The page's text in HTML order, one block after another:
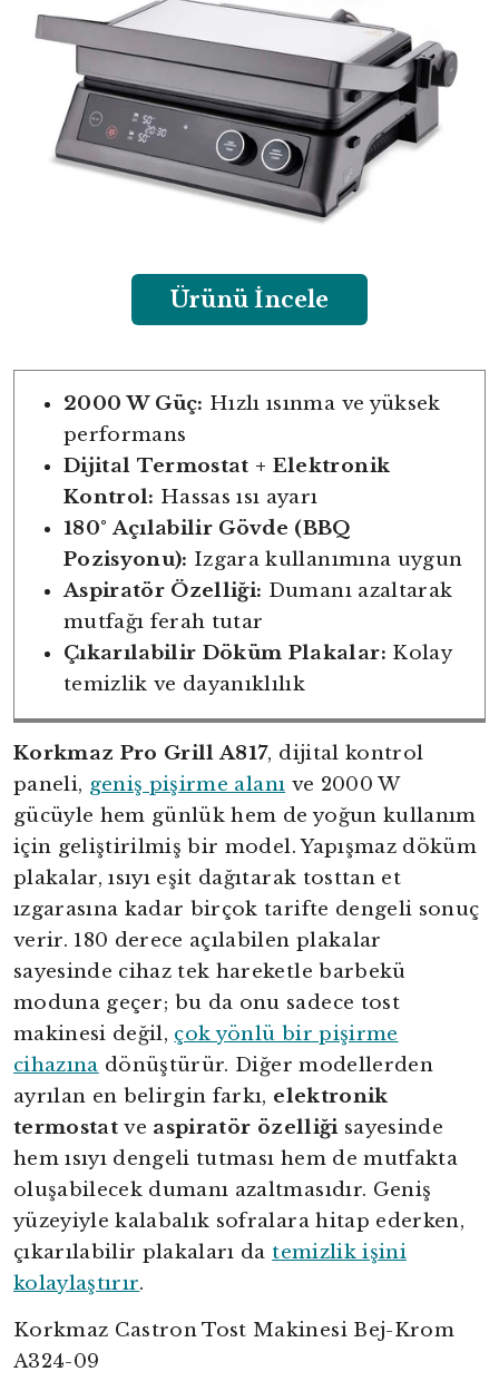
Ürünü İncele
2000 W Güç: Hızlı ısınma ve yüksek
performans
Dijital Termostat + Elektronik
Kontrol: Hassas ısı ayarı
180° Açılabilir Gövde (BBQ
Pozisyonu): Izgara kullanımına uygun
Aspiratör Özelliği: Dumanı azaltarak
mutfağı ferah tutar
Çıkarılabilir Döküm Plakalar: Kolay
temizlik ve dayanıklılık
Korkmaz Pro Grill A817, dijital kontrol
paneli, geniş pişirme alanı ve 2000 W
gücüyle hem günlük hem de yoğun kullanım
için geliştirilmiş bir model. Yapışmaz döküm
plakalar, ısıyı eşit dağıtarak tosttan et
ızgarasına kadar birçok tarifte dengeli sonuç
verir. 180 derece açılabilen plakalar
sayesinde cihaz tek hareketle barbekü
moduna geçer; bu da onu sadece tost
makinesi değil, çok yönlü bir pişirme
cihazına dönüştürür. Diğer modellerden
ayrılan en belirgin farkı, elektronik
termostat ve aspiratör özelliğisayesinde
hem ısıyı dengeli tutması hem de mutfakta
oluşabilecek dumanı azaltmasıdır. Geniş
yüzeyiyle kalabalık sofralara hitap ederken,
çıkarılabilir plakaları da temizlik işini
kolaylaştırır.
Korkmaz Castron Tost Makinesi Bej-Krom
A324-09